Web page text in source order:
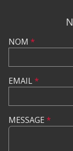
NOM *
EMAIL*
MESSAGE *